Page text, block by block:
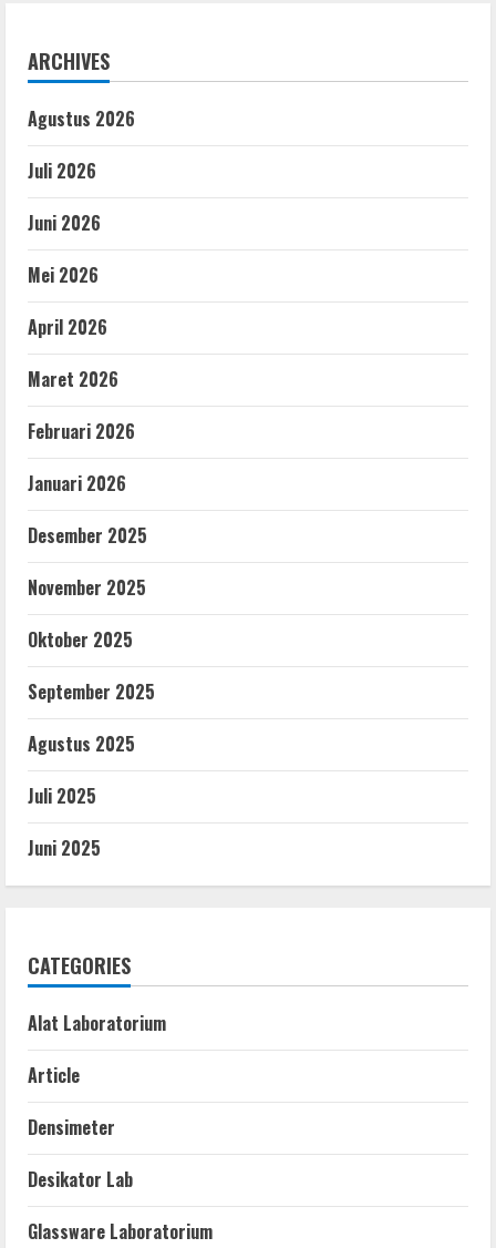
ARCHIVES
Agustus 2026
Juli 2026
Juni 2026
Mei 2026
April 2026
Maret 2026
Februari 2026
Januari 2026
Desember 2025
November 2025
Oktober 2025
September 2025
Agustus 2025
Juli 2025
Juni 2025
CATEGORIES
Alat Laboratorium
Article
Densimeter
Desikator Lab
Glassware Laboratorium